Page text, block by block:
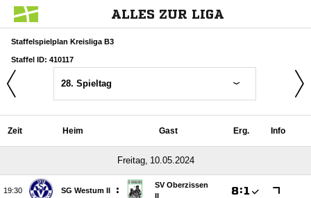
ALLES ZUR LIGA
Staffelspielplan Kreisliga B3
Staffel ID: 410117
28. Spieltag
Zeit Heim Gast Erg. Info
 
 SG Westum II :
SV Oberzissen
II
: